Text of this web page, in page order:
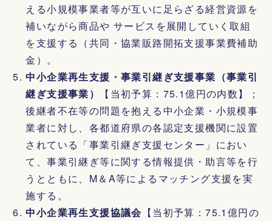
える小規模事業者等が互いに足らざる経営資源を
補いながら商品や サービスを展開していく取組
を支援する（共同・協業販路開拓支援事業費補助
金）。
中小企業再生支援・事業引継ぎ支援事業（事業引
継ぎ支援事業）
【当初予算：75.1億円の内数】；
後継者不在等の問題を抱える中小企業・小規模事
業者に対し、各都道府県の各認定支援機関に設置
されている「事業引継ぎ支援センター」におい
て、事業引継ぎ等に関する情報提供・助言等を行
うとともに、M＆A等によるマッチング支援を実
施する。
中小企業再生支援協議会 【当初予算：75.1億円の